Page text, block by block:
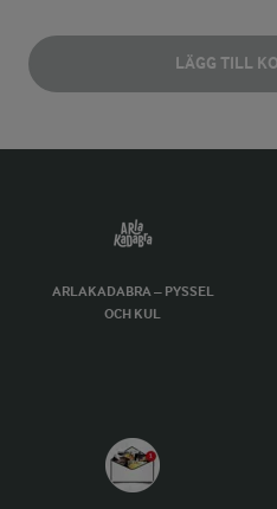
LÄGG TILL
ARLAKADABRA – PYSSEL
OCH KUL